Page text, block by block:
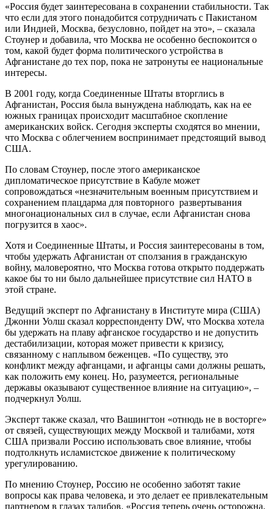
«Россия будет заинтересована в сохранении стабильности. Так
что если для этого понадобится сотрудничать с Пакистаном
или Индией, Москва, безусловно, пойдет на это», – сказала
Стоунер и добавила, что Москва не особенно беспокоится о
том, какой будет форма политического устройства в
Афганистане до тех пор, пока не затронуты ее национальные
интересы.
В 2001 году, когда Соединенные Штаты вторглись в
Афганистан, Россия была вынуждена наблюдать, как на ее
южных границах происходит масштабное скопление
американских войск. Сегодня эксперты сходятся во мнении,
что Москва с облегчением воспринимает предстоящий вывод
США.
По словам Стоунер, после этого американское
дипломатическое присутствие в Кабуле может
сопровождаться «незначительным военным присутствием и
сохранением плацдарма для повторного развертывания
многонациональных сил в случае, если Афганистан снова
погрузится в хаос».
Хотя и Соединенные Штаты, и Россия заинтересованы в том,
чтобы удержать Афганистан от сползания в гражданскую
войну, маловероятно, что Москва готова открыто поддержать
какое бы то ни было дальнейшее присутствие сил НАТО в
этой стране.
Ведущий эксперт по Афганистану в Институте мира (США)
Джонни Уолш сказал корреспонденту DW, что Москва хотела
бы удержать на плаву афганское государство и не допустить
дестабилизации, которая может привести к кризису,
связанному с наплывом беженцев. «По существу, это
конфликт между афганцами, и афганцы сами должны решать,
как положить ему конец. Но, разумеется, региональные
державы оказывают существенное влияние на ситуацию», –
подчеркнул Уолш.
Эксперт также сказал, что Вашингтон «отнюдь не в восторге»
от связей, существующих между Москвой и талибами, хотя
США призвали Россию использовать свое влияние, чтобы
подтолкнуть исламистское движение к политическому
урегулированию.
По мнению Стоунер, Россию не особенно заботят такие
вопросы как права человека, и это делает ее привлекательным
партнером в глазах талибов. «Россия теперь очень осторожна.